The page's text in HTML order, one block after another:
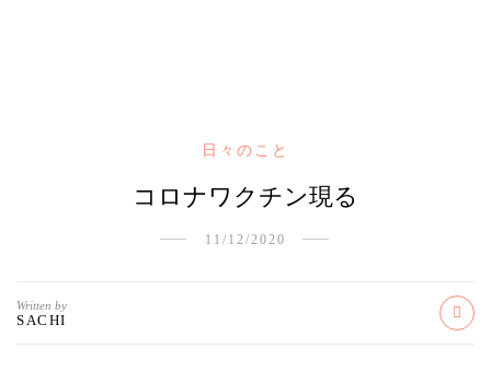
日々のこと
コロナワクチン現る
11/12/2020
Written by
SACHI